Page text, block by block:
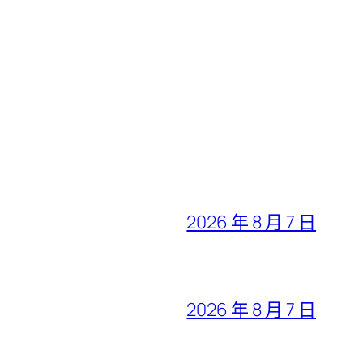
2026 年 8 月 7 日
2026 年 8 月 7 日